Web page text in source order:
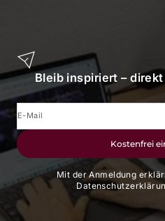
Bleib inspiriert –
E-Mail
Kostenfrei
Mit der Anmeldung